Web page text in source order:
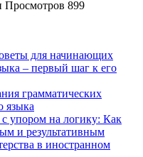
Просмотров 899
для начинающих
– первый шаг к его
грамматических
языка
упором на логику: Как
и результативным
в иностранном